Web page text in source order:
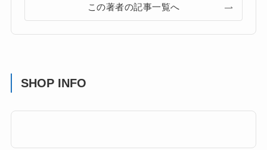
この著者の記事一覧へ
SHOP INFO